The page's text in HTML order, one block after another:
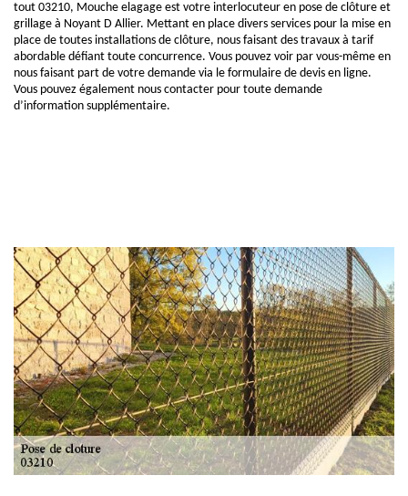
tout 03210, Mouche elagage est votre interlocuteur en pose de clôture et
grillage à Noyant D Allier. Mettant en place divers services pour la mise en
place de toutes installations de clôture, nous faisant des travaux à tarif
abordable défiant toute concurrence. Vous pouvez voir par vous-même en
nous faisant part de votre demande via le formulaire de devis en ligne.
Vous pouvez également nous contacter pour toute demande
d’information supplémentaire.